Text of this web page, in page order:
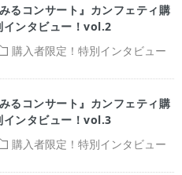
購入者限定！特別インタビュー
るコンサート』カンフェティ購
インタビュー！vol.2
購入者限定！特別インタビュー
るコンサート』カンフェティ購
インタビュー！vol.3